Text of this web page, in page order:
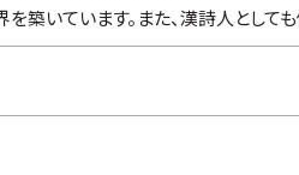
築いています。また、漢詩人として